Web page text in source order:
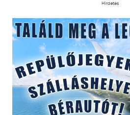
Hirdetés